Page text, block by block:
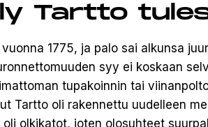
Tartto
1775, ja palo sai alkunsa
syy ei koskaan
tupakoinnin tai
Tartto oli rakennettu uudelleen
olkikatot, joten olosuhteet